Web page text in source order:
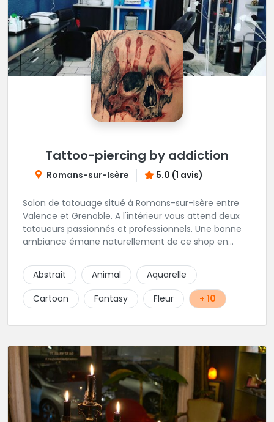
Tattoo-piercing by addiction
Romans-sur-Isère 5.0 (1 avis)
Salon de tatouage situé à Romans-sur-Isère entre
Valence et Grenoble. A l'intérieur vous attend deux
tatoueurs passionnés et professionnels. Une bonne
ambiance émane naturellement de ce shop en
Abstrait
Animal
Aquarelle
Cartoon
Fantasy Fleur + 10